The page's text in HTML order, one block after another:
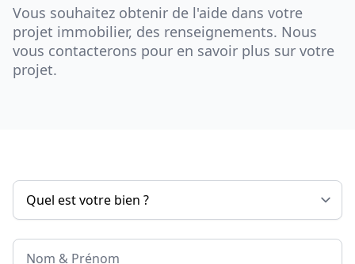
Vous souhaitez obtenir de l'aide dans votre
projet immobilier, des renseignements. Nous
vous contacterons pour en savoir plus sur votre
projet.
Nom & Prénom